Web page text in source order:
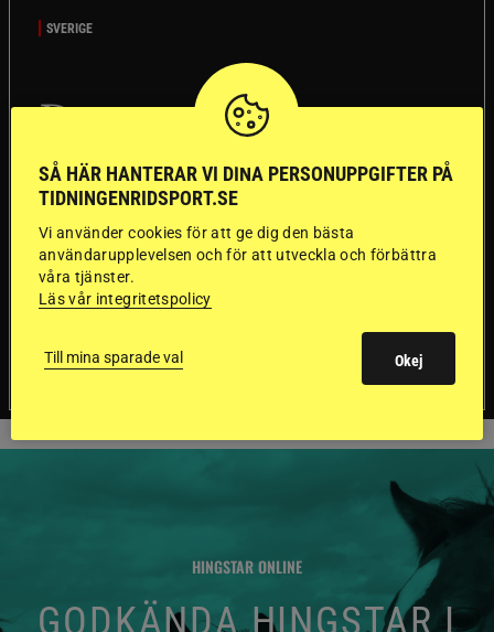
SVERIGE
Dyraste
ridhjälmarna blev
sämst i test
Stort test av ridhjälmar Försäkringsbolaget
Folksam har testat 15 ridhjälmar i olika
prisklasser för att se vilken som är den säkraste.
Det visar sig vara stor skillnad på säkerheten
mellan de olika hjälmarna – och dyrast är inte
bäst.
HINGSTAR ONLINE
GODKÄNDA HINGSTAR I
SÅ HÄR HANTERAR VI DINA PERSONUPPGIFTER PÅ
TIDNINGENRIDSPORT.SE
Vi använder cookies för att ge dig den bästa
användarupplevelsen och för att utveckla och förbättra
våra tjänster.
Läs vår integritetspolicy
Till mina sparade val Okej